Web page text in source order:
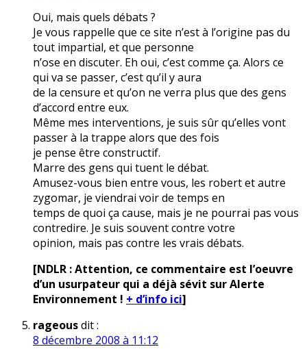
Oui, mais quels débats ?
Je vous rappelle que ce site n’est à l’origine pas du
tout impartial, et que personne
n’ose en discuter. Eh oui, c’est comme ça. Alors ce
qui va se passer, c’est qu’il y aura
de la censure et qu’on ne verra plus que des gens
d’accord entre eux.
Même mes interventions, je suis sûr qu’elles vont
passer à la trappe alors que des fois
je pense être constructif.
Marre des gens qui tuent le débat.
Amusez-vous bien entre vous, les robert et autre
zygomar, je viendrai voir de temps en
temps de quoi ça cause, mais je ne pourrai pas vous
contredire. Je suis souvent contre votre
opinion, mais pas contre les vrais débats.
[NDLR : Attention, ce commentaire est l’oeuvre
d’un usurpateur qui a déjà sévit sur Alerte
Environnement ! + d’info ici]
rageousdit :
8 décembre 2008 à 11:12